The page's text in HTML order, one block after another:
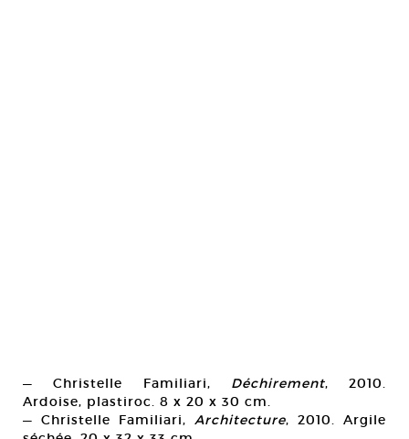
— Christelle Familiari, Déchirement, 2010.
Ardoise, plastiroc. 8 x 20 x 30 cm.
— Christelle Familiari, Architecture, 2010. Argile